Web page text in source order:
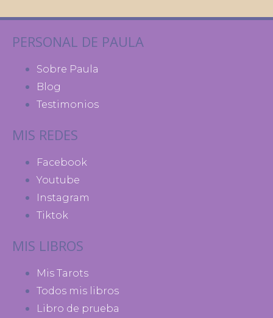
PERSONAL DE PAULA
Sobre Paula
Blog
Testimonios
MIS REDES
Facebook
Youtube
Instagram
Tiktok
MIS LIBROS
Mis Tarots
Todos mis libros
Libro de prueba